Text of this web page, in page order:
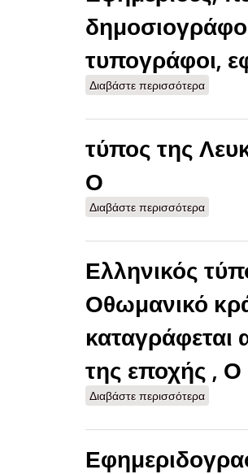
τυπογράφοι,
Διαβάστε περισσότερα
τύπος της
Ο
Διαβάστε περισσότερα
Ελληνικός
Οθωμανικό
της εποχής , Ο
Διαβάστε περισσότερα
εποχής